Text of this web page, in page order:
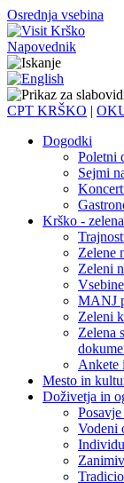
Osrednja vsebina
Napovednik
CPT KRŠKO |
Dogodki
Poletni
Sejmi
Krško -
Zelene
Zeleni
MANJ
Zeleni
Zelena
Ankete
Mesto in
Doživetja in
Vodeni